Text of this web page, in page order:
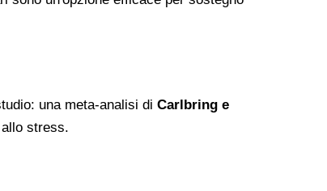
una meta-analisi di Carlbring e
stress.